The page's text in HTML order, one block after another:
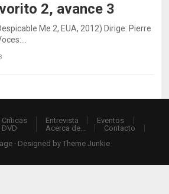
2, avance 3
Me 2, EUA, 2012) Dirige: Pierre
Críticas
DVD
Entrevista
Eventos
Acerca de…
Contacto
· Designed byTheme Junkie